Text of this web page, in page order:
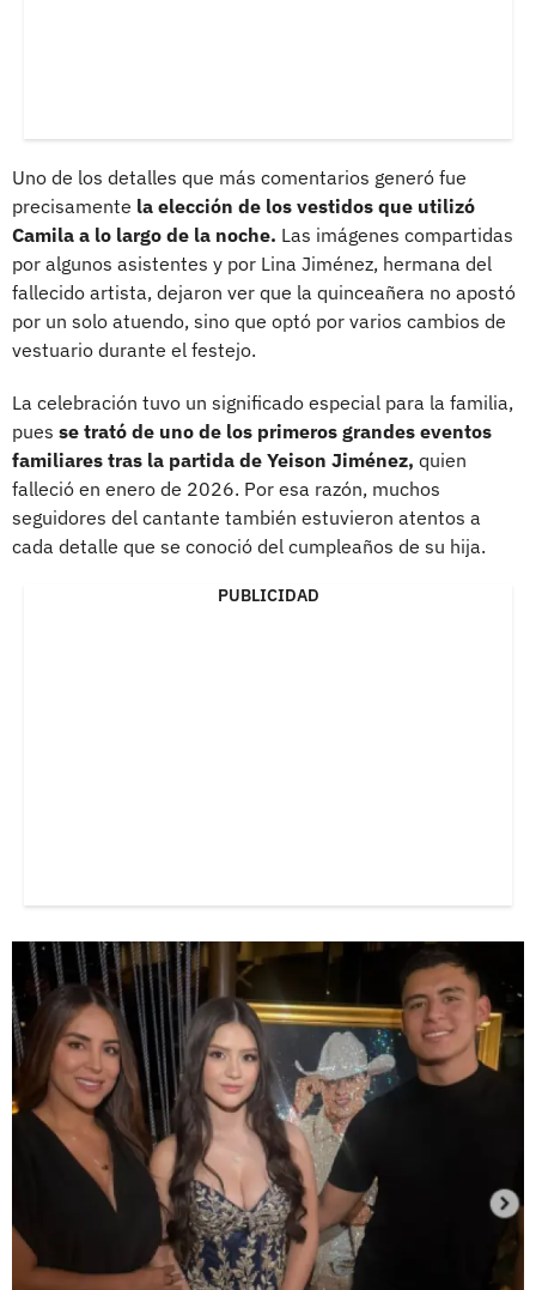
Uno de los detalles que más comentarios generó fue
precisamente la elección de los vestidos que utilizó
Camila a lo largo de la noche. Las imágenes compartidas
por algunos asistentes y por Lina Jiménez, hermana del
fallecido artista, dejaron ver que la quinceañera no apostó
por un solo atuendo, sino que optó por varios cambios de
vestuario durante el festejo.
La celebración tuvo un significado especial para la familia,
pues se trató de uno de los primeros grandes eventos
familiares tras la partida de Yeison Jiménez, quien
falleció en enero de 2026. Por esa razón, muchos
seguidores del cantante también estuvieron atentos a
cada detalle que se conoció del cumpleaños de su hija.
PUBLICIDAD